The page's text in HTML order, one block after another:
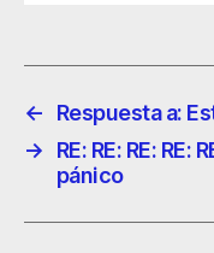
←
Respuesta a:
→
RE: RE: RE:
pánico